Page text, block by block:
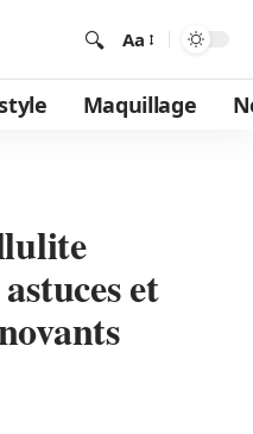
Aa
Maquillage
et